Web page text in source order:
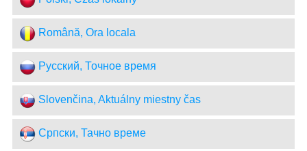
Română, Ora locala
Русский, Точное время
Slovenčina, Aktuálny miestny čas
Српски, Тачно време